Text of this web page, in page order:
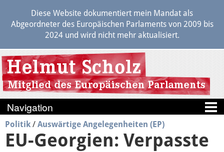
Diese Website dokumentiert mein Mandat als
Abgeordneter des Europäischen Parlaments von 2009 bis
2024 und wird nicht mehr aktualisiert.
Blog
Politik / Auswärtige Angelegenheiten (EP)
EU-Georgien: Verpasste